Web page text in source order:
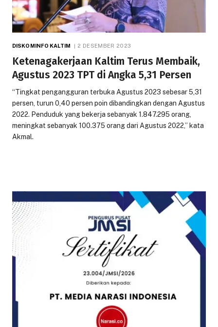
DISKOMINFO KALTIM 2 DESEMBER 2023
Ketenagakerjaan Kaltim Terus Membaik,
Agustus 2023 TPT di Angka 5,31 Persen
“Tingkat pengangguran terbuka Agustus 2023 sebesar 5,31
persen, turun 0,40 persen poin dibandingkan dengan Agustus
2022. Penduduk yang bekerja sebanyak 1.847.295 orang,
meningkat sebanyak 100.375 orang dari Agustus 2022,” kata
Akmal.